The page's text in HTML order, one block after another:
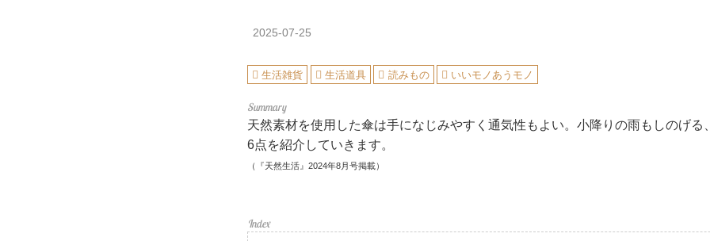
2025-07-25
生活雑貨 生活道具 読みもの いいモノあうモノ
天然素材を使用した傘は手になじみやすく通気性もよい。小降りの雨もしのげる
6点を紹介していきます。
（『天然生活』2024年8月号掲載）